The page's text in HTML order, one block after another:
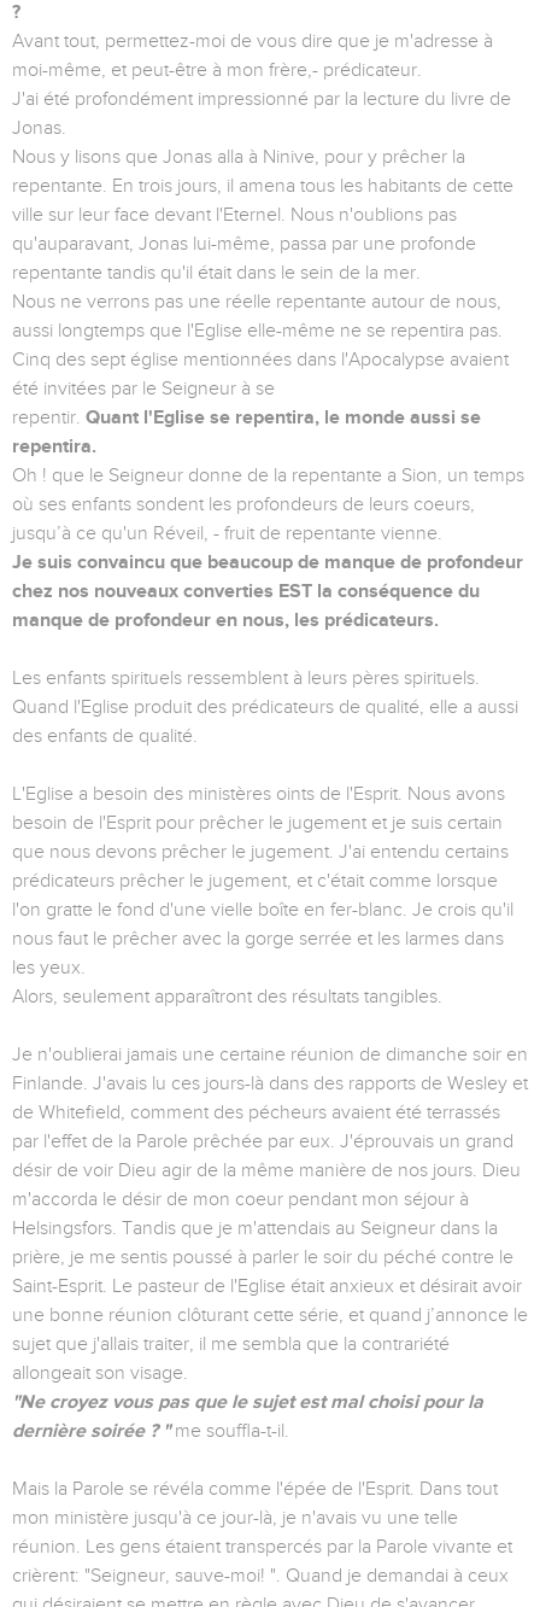
?
Avant tout, permettez-moi de vous dire que je m'adresse à
moi-même, et peut-être à mon frère,- prédicateur.
J'ai été profondément impressionné par la lecture du livre de
Jonas.
Nous y lisons que Jonas alla à Ninive, pour y prêcher la
repentante. En trois jours, il amena tous les habitants de cette
ville sur leur face devant l'Eternel. Nous n'oublions pas
qu'auparavant, Jonas lui-même, passa par une profonde
repentante tandis qu'il était dans le sein de la mer.
Nous ne verrons pas une réelle repentante autour de nous,
aussi longtemps que l'Eglise elle-même ne se repentira pas.
Cinq des sept église mentionnées dans l'Apocalypse avaient
été invitées par le Seigneur à se
repentir. Quant l'Eglise se repentira, le monde aussi se
repentira.
Oh ! que le Seigneur donne de la repentante a Sion, un temps
où ses enfants sondent les profondeurs de leurs coeurs,
jusqu’à ce qu'un Réveil, - fruit de repentante vienne.
Je suis convaincu que beaucoup de manque de profondeur
chez nos nouveaux converties EST la conséquence du
manque de profondeur en nous, les prédicateurs.
Les enfants spirituels ressemblent à leurs pères spirituels.
Quand l'Eglise produit des prédicateurs de qualité, elle a aussi
des enfants de qualité.
L'Eglise a besoin des ministères oints de l'Esprit. Nous avons
besoin de l'Esprit pour prêcher le jugement et je suis certain
que nous devons prêcher le jugement. J'ai entendu certains
prédicateurs prêcher le jugement, et c'était comme lorsque
l'on gratte le fond d'une vielle boîte en fer-blanc. Je crois qu'il
nous faut le prêcher avec la gorge serrée et les larmes dans
les yeux.
Alors, seulement apparaîtront des résultats tangibles.
Je n'oublierai jamais une certaine réunion de dimanche soir en
Finlande. J'avais lu ces jours-là dans des rapports de Wesley et
de Whitefield, comment des pécheurs avaient été terrassés
par l'effet de la Parole prêchée par eux. J'éprouvais un grand
désir de voir Dieu agir de la même manière de nos jours. Dieu
m'accorda le désir de mon coeur pendant mon séjour à
Helsingsfors. Tandis que je m'attendais au Seigneur dans la
prière, je me sentis poussé à parler le soir du péché contre le
Saint-Esprit. Le pasteur de l'Eglise était anxieux et désirait avoir
une bonne réunion clôturant cette série, et quand j’annonce le
sujet que j'allais traiter, il me sembla que la contrariété
allongeait son visage.
"Ne croyez vous pas que le sujet est mal choisi pour la
dernière soirée ? "me souffla-t-il.
Mais la Parole se révéla comme l'épée de l'Esprit. Dans tout
mon ministère jusqu'à ce jour-là, je n'avais vu une telle
réunion. Les gens étaient transpercés par la Parole vivante et
crièrent: "Seigneur, sauve-moi! ". Quand je demandai à ceux